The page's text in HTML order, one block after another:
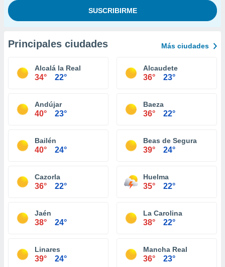
Principales ciudades Más ciudades
Alcalá la Real
34° 22°
Alcaudete
36° 23°
Andújar
40° 23°
Baeza
36° 22°
Bailén
40° 24°
Beas de Segura
39° 24°
Cazorla
36° 22°
Huelma
35° 22°
Jaén
38° 24°
La Carolina
38° 22°
Linares
39° 24°
Mancha Real
36° 23°